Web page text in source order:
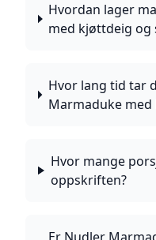
Hvordan lager
med kjøttdeig og
Hvor lang tid tar
Marmaduke
Hvor mange
oppskriften?